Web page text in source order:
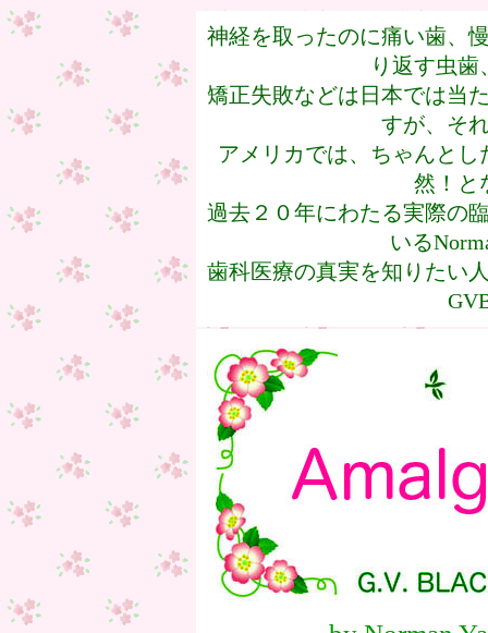
神経を取ったのに痛い歯、
り返す虫
矯正失敗などは日本では当
すが、そ
アメリカでは、ちゃんと
然！と
過去２０年にわたる実際の
いる
歯科医療の真実を知りたい